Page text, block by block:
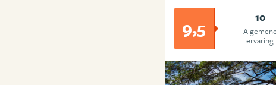
9,5 10
Algemene
ervaring